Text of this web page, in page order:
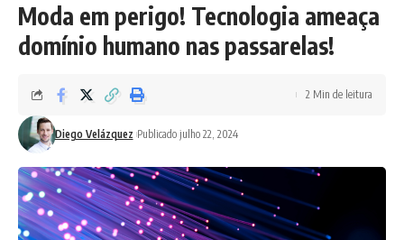
Moda em perigo! Tecnologia ameaça
domínio humano nas passarelas!
Diego Velázquez Publicado julho 22, 2024
2 Min de leitura